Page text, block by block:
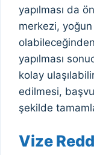
yapılması da
merkezi, yoğun
yapılması
kolay
edilmesi,
şekilde
Vize